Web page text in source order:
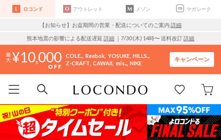
ロコンド アウトレット メゾン マガシーク
【お知らせ】お盆期間の営業・配送についてのご案内 詳細
熊本地震の影響による配送遅延 詳細 ｜7/30 (木) 14時〜 送料改訂詳細
10,000 COLE.. Reebok YOSUKE HILLS..
Z-CRAFT CAWAII mis.. NIKE
キャンペーン